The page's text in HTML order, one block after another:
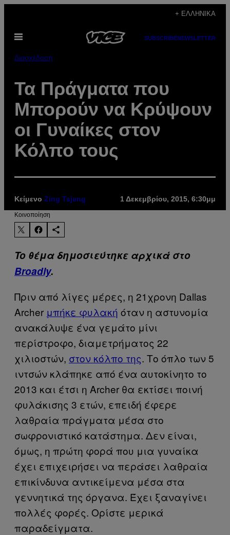
περιεχόμενο
+ ΕΛΛΗΝΙΚΆ
Ανοίξτε
SUBSCRIBENEWSLETTER
Διασκέδαση
Τα Πράγματα που
Μπορούν να Κρύψουν
οι Γυναίκες στον
Κόλπο τους
Κείμενο Zing Tsjeng 1 Δεκεμβρίου, 2015, 6:30μμ
Kοινοποίηση
To θέμα δημοσιεύτηκε αρχικά στο
Broadly.
Πριν από λίγες μέρες, η 21χρονη Dallas
Archer μπήκε φυλακή όταν η αστυνομία
ανακάλυψε ένα γεμάτο μίνι
περίστροφο, διαμετρήματος 22
χιλιοστών, στον κόλπο της. Το όπλο των 5
ιντσών κλάπηκε από ένα αυτοκίνητο το
2013 και έτσι η Archer θα εκτίσει ποινή
φυλάκισης 3 ετών, επειδή έφερε
λαθραία πράγματα μέσα στο
σωφρονιστικό κατάστημα. Δεν είναι,
όμως, η πρώτη φορά που μια γυναίκα
έχει επιχειρήσει να περάσει λαθραία
επικίνδυνα αντικείμενα μέσα στα
γεννητικά της όργανα. Έχει ξαναγίνει
πολλές φορές. Ορίστε μερικά
παραδείγματα.